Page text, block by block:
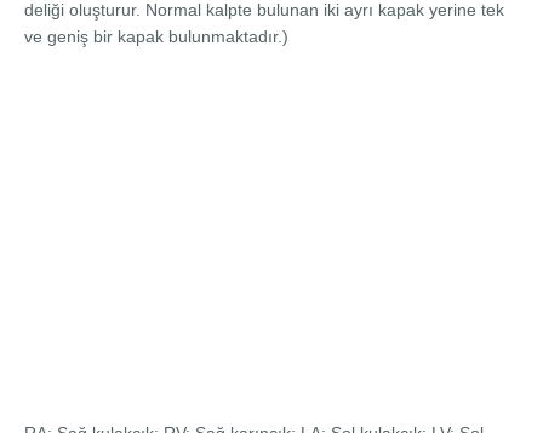
deliği oluşturur. Normal kalpte bulunan iki ayrı kapak yerine tek
ve geniş bir kapak bulunmaktadır.)